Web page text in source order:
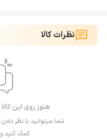
نظرات کالا
هنوز روی این
شما میتوانید با نظر
کمک کنید